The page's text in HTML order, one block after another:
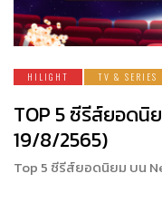
HILIGHT TV & SERIES
TOP 5 ซีรีส์ยอดนิ
19/8/2565)
Top 5 ซีรีส์ยอดนิยม บน